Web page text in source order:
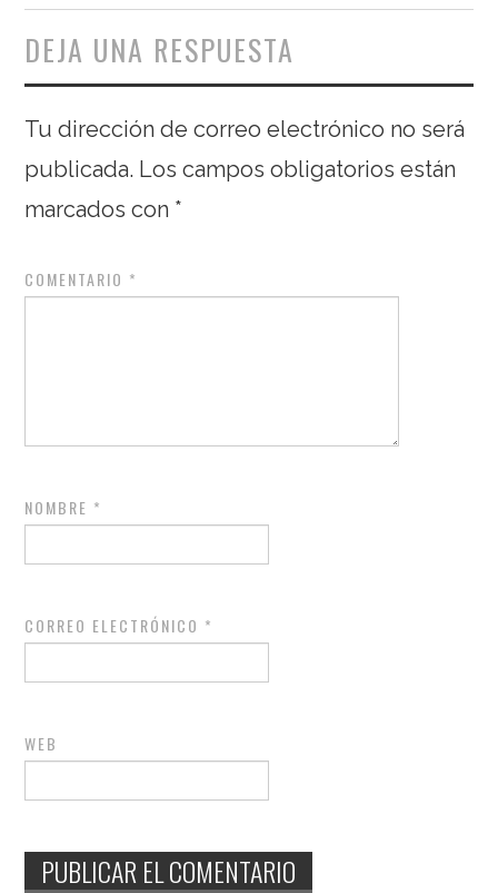
DEJA UNA RESPUESTA
Tu dirección de correo electrónico no será
publicada. Los campos obligatorios están
marcados con *
COMENTARIO *
NOMBRE *
CORREO ELECTRÓNICO *
WEB